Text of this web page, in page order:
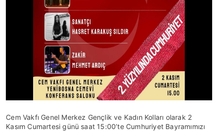
Cem Vakfı Genel Merkez Gençlik ve Kadın Kolları olarak 2
Kasım Cumartesi günü saat 15:00’te Cumhuriyet Bayramımızı